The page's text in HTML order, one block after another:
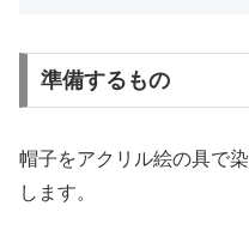
準備するもの
帽子をアクリル絵の具で
します。